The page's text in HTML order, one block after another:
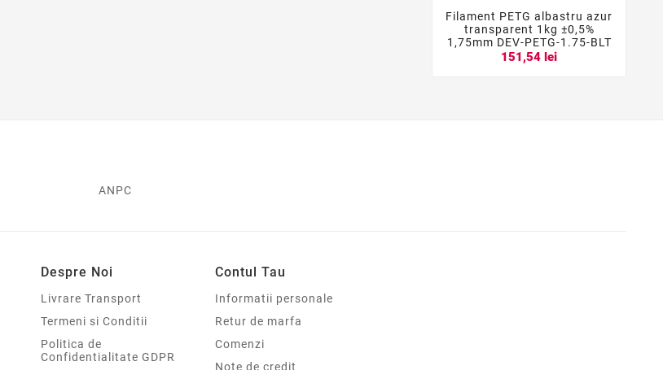
  
Filament PETG albastru azur
transparent 1kg ±0,5%
1,75mm DEV-PETG-1.75-BLT
151,54 lei
ANPC
Despre Noi
Livrare Transport
Termeni si Conditii
Politica de
Confidentialitate GDPR
Contul Tau
Informatii personale
Retur de marfa
Comenzi
Note de credit